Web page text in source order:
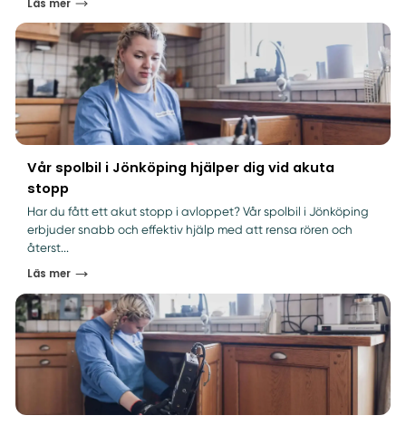
Läs mer
Vår spolbil i Jönköping hjälper dig vid akuta
stopp
Har du fått ett akut stopp i avloppet? Vår spolbil i Jönköping
erbjuder snabb och effektiv hjälp med att rensa rören och
återst...
Läs mer